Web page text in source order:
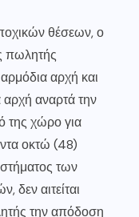
θέσεων, ο
πωλητής
αρχή και
αρχή αναρτά την
της χώρο για
οκτώ (48)
των
αιτείται
την απόδοση